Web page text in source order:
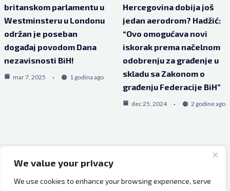
We value your privacy
We use cookies to enhance your browsing experience, serve
britanskom parlamentu u
Westminsteru u Londonu
održan je poseban
događaj povodom Dana
nezavisnosti BiH!
mar 7, 2025 1 godina ago
Hercegovina dobija još
jedan aerodrom? Hadžić:
“Ovo omogućava novi
iskorak prema načelnom
odobrenju za građenje u
skladu sa Zakonom o
građenju Federacije BiH”
dec 25, 2024 2 godine ago
Copyright © 2026 Bh Dijaspora.
O nama